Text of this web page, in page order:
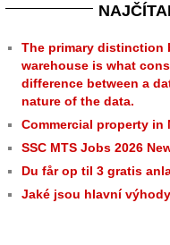
The primary distinction
warehouse is what
difference between a
nature of the data.
Commercial property in
SSC MTS Jobs 2026
Du får op til 3 gratis
Jaké jsou hlavní